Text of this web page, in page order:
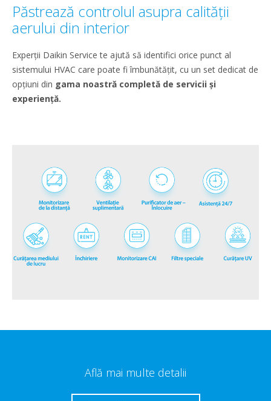
Păstrează controlul asupra calității
aerului din interior
Experții Daikin Service te ajută să identifici orice punct al
sistemului HVAC care poate fi îmbunătățit, cu un set dedicat de
opțiuni din gama noastră completă de servicii și
experiență.
Află mai multe detalii